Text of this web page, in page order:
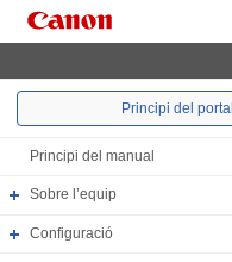
Principi del portal
Principi del manual
Sobre l’equip
Configuració